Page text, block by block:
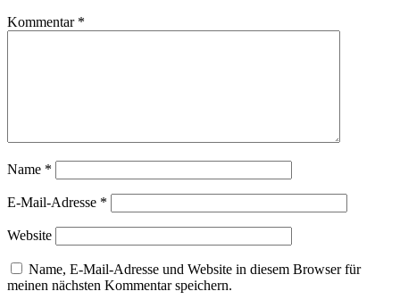
Kommentar *
Name *
E-Mail-Adresse *
Website
Name, E-Mail-Adresse und Website in diesem Browser für
meinen nächsten Kommentar speichern.